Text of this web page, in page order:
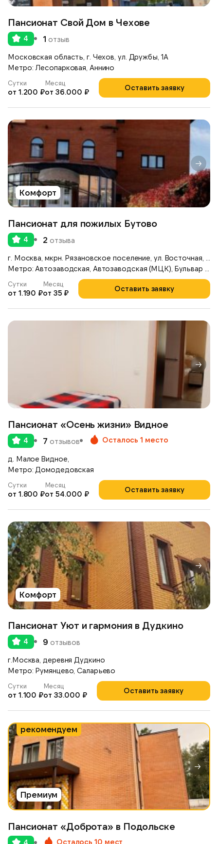
Пансионат Свой Дом в Чехове
4 1 отзыв
Московская область, г. Чехов, ул. Дружбы, 1А
Метро: Лесопарковая, Аннино
Оставить заявку
Сутки
от 1.200 ₽
Месяц
от 36.000 ₽
Комфорт
Пансионат для пожилых Бутово
4 2 отзыва
Оставить заявку
Сутки
от 1.190 ₽
Месяц
от 35 ₽
Пансионат «Осень жизни» Видное
4 7 отзывов Осталось 1 место
д. Малое Видное,
Метро: Домодедовская
Оставить заявку
Сутки
от 1.800 ₽
Месяц
от 54.000 ₽
Комфорт
Пансионат Уют и гармония в Дудкино
4 9 отзывов
г.Москва, деревня Дудкино
Метро: Румянцево, Саларьево
Оставить заявку
Сутки
от 1.100 ₽
Месяц
от 33.000 ₽
рекомендуем
Премиум
Пансионат «Доброта» в Подольске
4 Осталось 10 мест